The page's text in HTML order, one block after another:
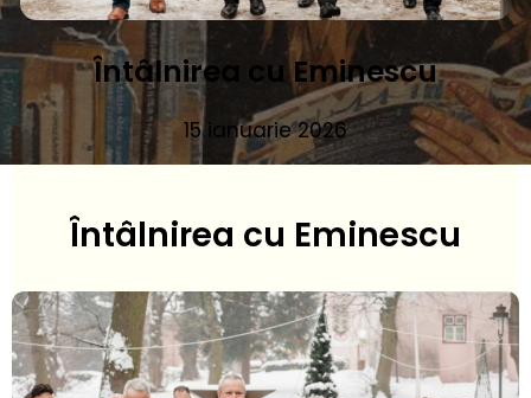
Întâlnirea cu Eminescu
15 ianuarie 2026
Întâlnirea cu Eminescu